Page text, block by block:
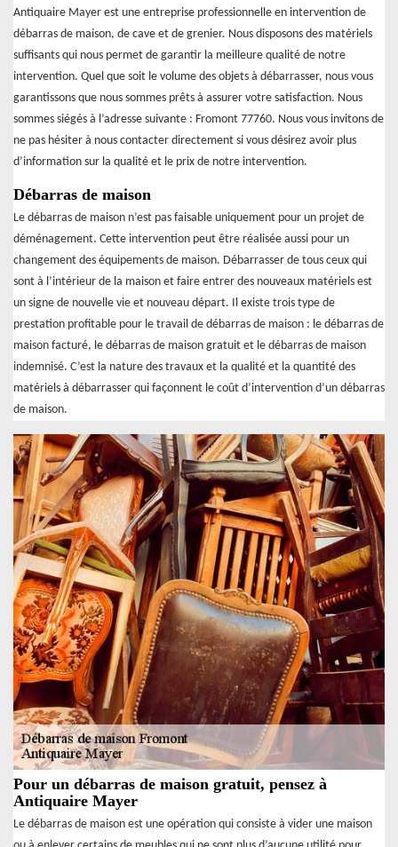
Antiquaire Mayer est une entreprise professionnelle en intervention de
débarras de maison, de cave et de grenier. Nous disposons des matériels
suffisants qui nous permet de garantir la meilleure qualité de notre
intervention. Quel que soit le volume des objets à débarrasser, nous vous
garantissons que nous sommes prêts à assurer votre satisfaction. Nous
sommes siégés à l’adresse suivante : Fromont 77760. Nous vous invitons de
ne pas hésiter à nous contacter directement si vous désirez avoir plus
d’information sur la qualité et le prix de notre intervention.
Débarras de maison
Le débarras de maison n’est pas faisable uniquement pour un projet de
déménagement. Cette intervention peut être réalisée aussi pour un
changement des équipements de maison. Débarrasser de tous ceux qui
sont à l’intérieur de la maison et faire entrer des nouveaux matériels est
un signe de nouvelle vie et nouveau départ. Il existe trois type de
prestation profitable pour le travail de débarras de maison : le débarras de
maison facturé, le débarras de maison gratuit et le débarras de maison
indemnisé. C’est la nature des travaux et la qualité et la quantité des
matériels à débarrasser qui façonnent le coût d’intervention d’un débarras
de maison.
Pour un débarras de maison gratuit, pensez à
Antiquaire Mayer
Le débarras de maison est une opération qui consiste à vider une maison